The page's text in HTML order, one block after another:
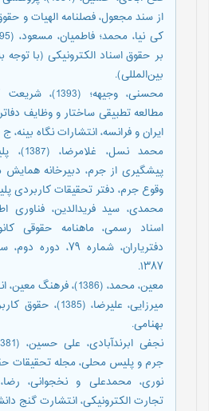
از سند مجعول، فصلنامه الهیات و حقوق،
بر حقوق اسناد الکترونیکی (با توجه
بین‌المللی).
محسنی، وجیهه؛
مطالعه تطبیقی ساختار و وظایف
ایران و فرانسه، انتشارات نگاه بينه، ج
محمد نسل،
پیشگیری از جرم، دبیرخانه همایش
وقوع جرم، دفتر تحقیقات کاربردی
محمدی، سید فریدالدین، فناوری
اسناد رسمی، ماهنامه حقوقی
۱۳۸۷.
معین، محمد، (1386)، فرهنگ معین، انتشارات زرین.
میرزایی، علیرضا،
بهنامی.
جرم و پلیس محلی، مجله تحقیقات
تجارت الکترونیکی، انتشارت گنج